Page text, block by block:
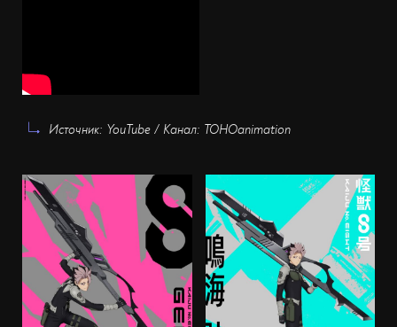
Источник: YouTube / Канал: TOHOanimation